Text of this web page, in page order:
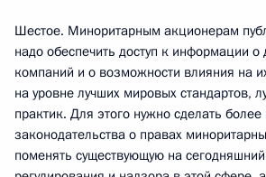
Шестое. Миноритарным акционерам
надо обеспечить доступ к информации о
компаний и о возможности влияния на
на уровне лучших мировых стандартов,
практик. Для этого нужно сделать
законодательства о правах
поменять существующую на